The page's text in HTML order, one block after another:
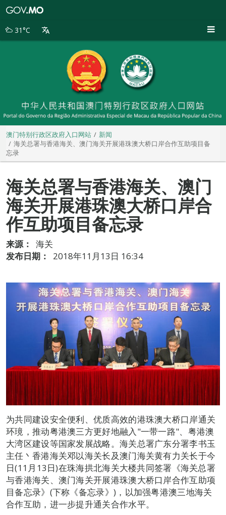
别
31°C
澳门特别行政区政府入口网站
新闻
海关总署与香港海关、澳门海关开展港珠澳大桥口岸合作互助项目备
忘录
海关总署与香港海关、澳门
海关开展港珠澳大桥口岸合
作互助项目备忘录
来源：
海关
发布日期：
2018年11月13日 16:34
为共同建设安全便利、优质高效的港珠澳大桥口岸通关
环璄，推动粤港澳三方更好地融入"一带一路"、粤港澳
大湾区建设等国家发展战略。海关总署广东分署李书玉
主任丶香港海关邓以海关长及澳门海关黄有力关长于今
日(11月13日)在珠海拱北海关大楼共同签署《海关总署
与香港海关、澳门海关开展港珠澳大桥口岸合作互助项
目备忘录》(下称《备忘录》)，以加强粤港澳三地海关
合作互助，进一步提升通关合作水平。